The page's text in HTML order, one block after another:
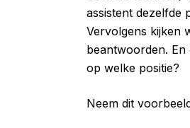
assistent dezelfde
Vervolgens kijken
beantwoorden.
op welke positie?
Neem dit